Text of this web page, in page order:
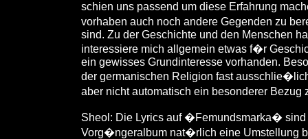
schien uns passend um diese Erfahrung
vorhaben auch noch andere Gegenden zu
sind. Zu der Geschichte und den Menschen
interessiere mich allgemein etwas f�r
ein gewisses Grundinteresse vorhanden.
der germanischen Religion fast
aber nicht automatisch ein besonderer
Sheol: Die Lyrics auf �Femundsmarka�
Vorg�ngeralbum nat�rlich eine Umstellung